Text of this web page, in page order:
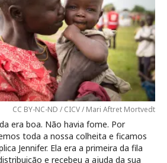
CC BY-NC-ND / CICV / Mari Aftret Mortvedt
era boa. Não havia fome. Por
toda a nossa colheita e ficamos
Jennifer. Ela era a primeira da fila
e recebeu a ajuda da sua